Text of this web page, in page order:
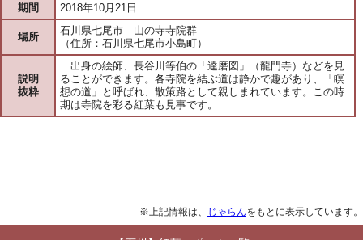
期間 2018年10月21日
場所
石川県七尾市 山の寺寺院群
（住所：石川県七尾市小島町）
説明
抜粋
…出身の絵師、長谷川等伯の「達磨図」（龍門寺）などを見
ることができます。各寺院を結ぶ道は静かで趣があり、「瞑
想の道」と呼ばれ、散策路として親しまれています。この時
期は寺院を彩る紅葉も見事です。
※上記情報は、 じゃらんをもとに表示しています。